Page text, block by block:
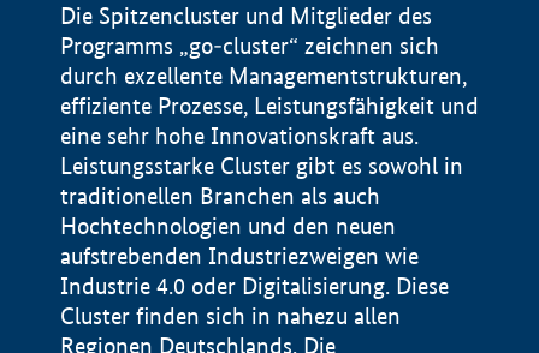
Die Spitzencluster und Mitglieder des
Programms „go-cluster“ zeichnen sich
durch exzellente Managementstrukturen,
effiziente Prozesse, Leistungsfähigkeit und
eine sehr hohe Innovationskraft aus.
Leistungsstarke Cluster gibt es sowohl in
traditionellen Branchen als auch
Hochtechnologien und den neuen
aufstrebenden Industriezweigen wie
Industrie 4.0 oder Digitalisierung. Diese
Cluster finden sich in nahezu allen
Regionen Deutschlands. Die